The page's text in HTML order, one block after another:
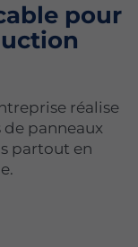
pour
réalise
de panneaux
partout en